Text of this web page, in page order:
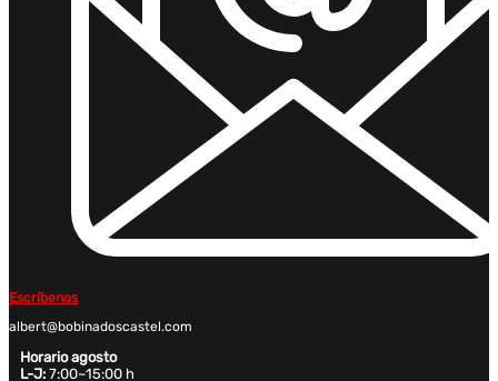
Escríbenos
albert@bobinadoscastel.com
Horario agosto
L-J: 7:00–15:00 h